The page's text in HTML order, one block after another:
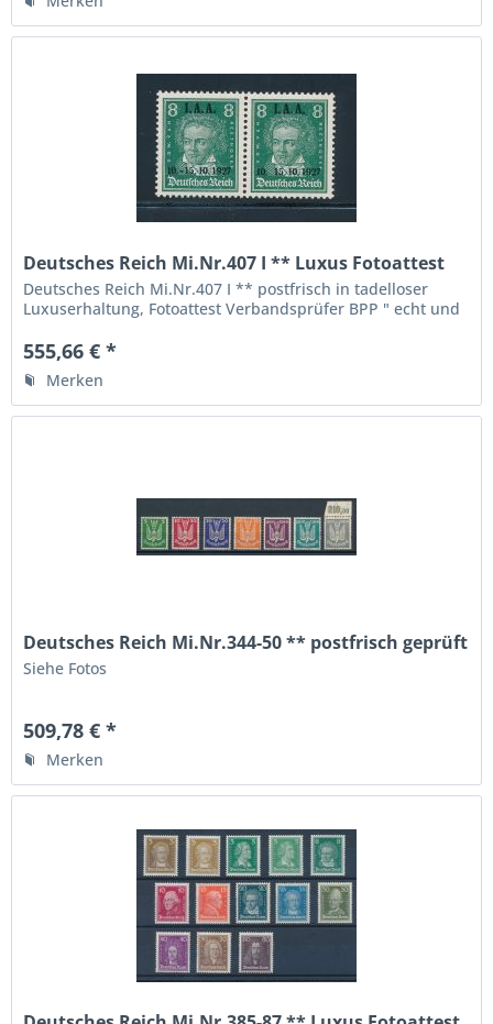
Deutsches Reich Mi.Nr.407 I ** Luxus Fotoattest
BPP
Deutsches Reich Mi.Nr.407 I ** postfrisch in tadelloser
Luxuserhaltung, Fotoattest Verbandsprüfer BPP " echt und
hier sogar im Paar mit der Normalmarke,...
555,66 € *
Merken
Deutsches Reich Mi.Nr.344-50 ** postfrisch geprüft
Siehe Fotos
509,78 € *
Merken